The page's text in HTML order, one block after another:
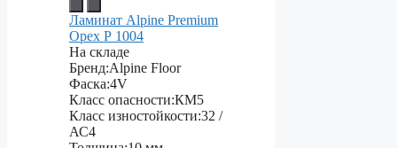
Ламинат Alpine Premium
Орех Р 1004
На складе
Бренд:Alpine Floor
Фаска:4V
Класс опасности:КМ5
Класс изностойкости:32 /
АС4